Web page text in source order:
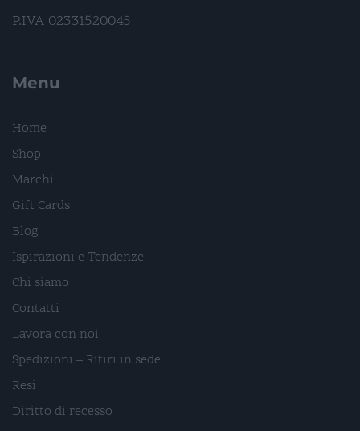
P.IVA 02331520045
Menu
Home
Shop
Marchi
Gift Cards
Blog
Ispirazioni e Tendenze
Chi siamo
Contatti
Lavora con noi
Spedizioni – Ritiri in sede
Resi
Diritto di recesso